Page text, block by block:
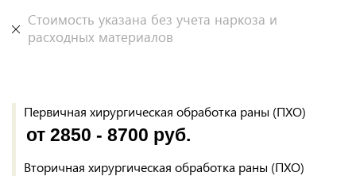
Стоимость указана без учета наркоза и
расходных материалов
Первичная хирургическая обработка раны (ПХО)
от 2850 - 8700 руб.
Вторичная хирургическая обработка раны (ПХО)